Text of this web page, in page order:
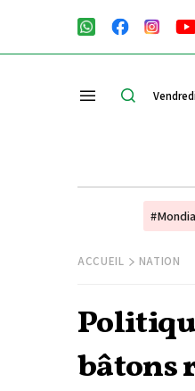
ACCUEIL NATION
bâtons